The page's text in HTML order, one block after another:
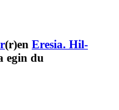
(r)en Eresia. Hil-
egin du